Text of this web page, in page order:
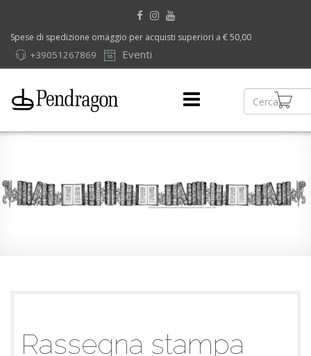
Spese di spedizione omaggio per acquisti superiori a € 50,00
Eventi
+39051267869
Rassegna stampa